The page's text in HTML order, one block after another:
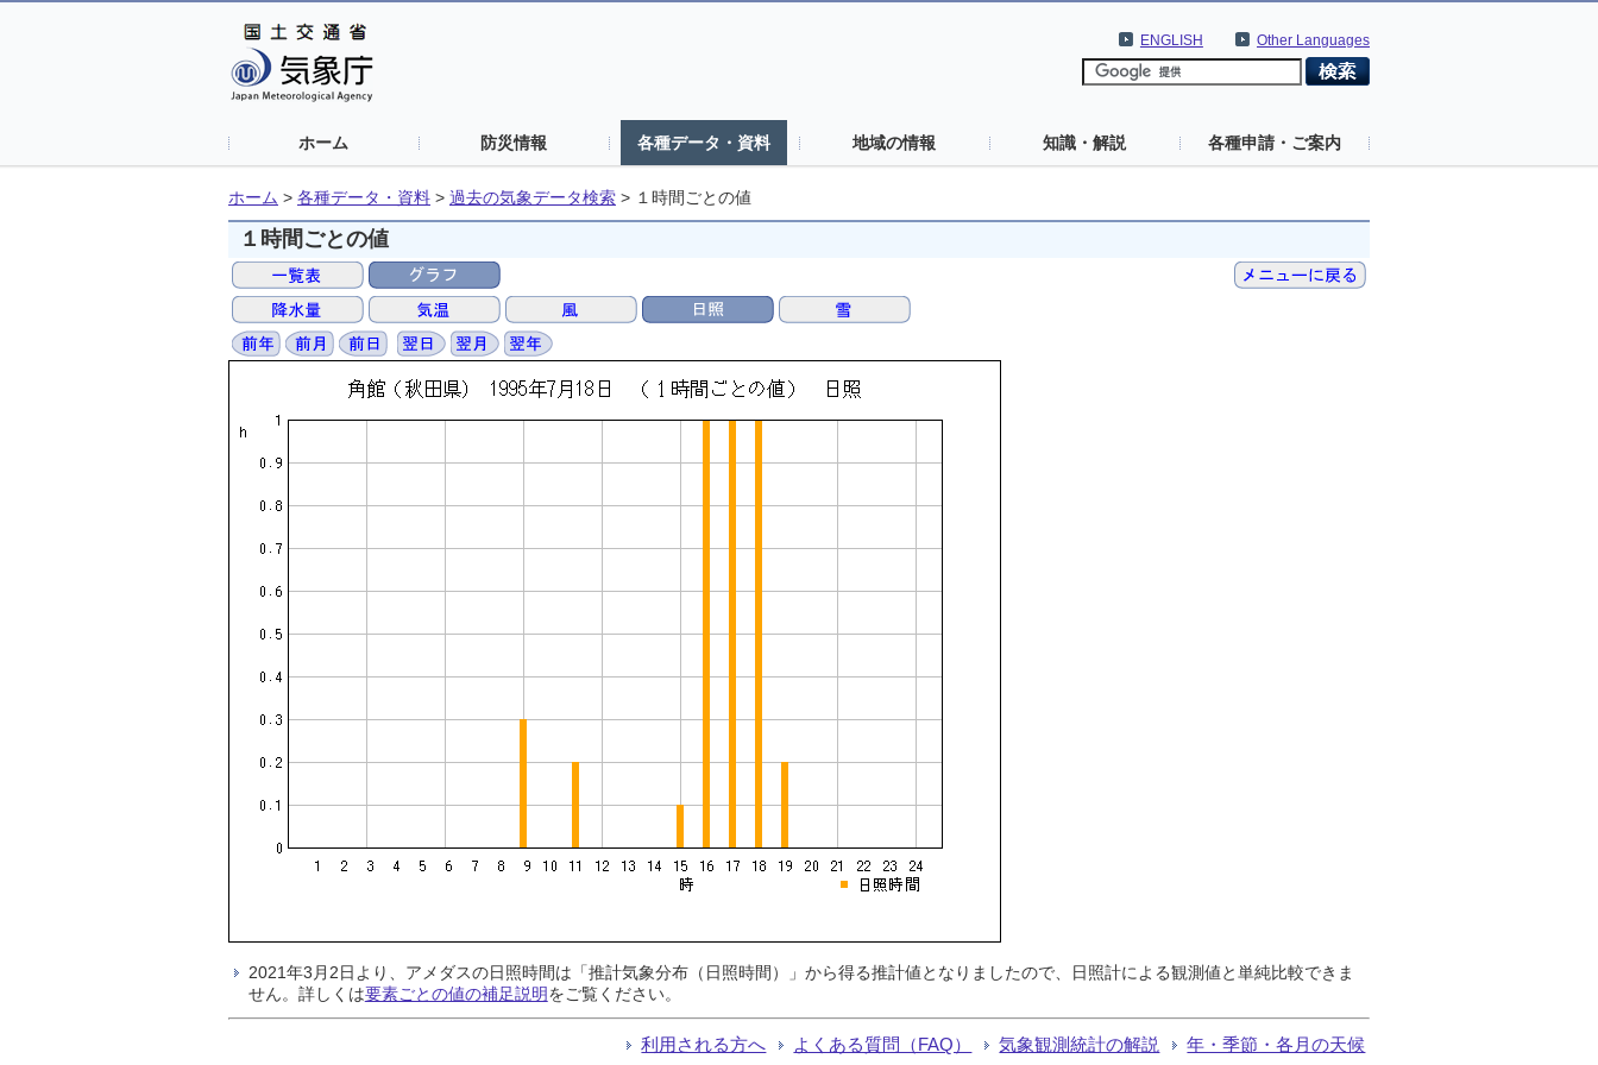
Other Languages
ENGLISH
ホーム 防災情報 各種データ・資料 地域の情報 知識・解説 各種申請・ご案内
ホーム > 各種データ・資料 > 過去の気象データ検索 > １時間ごとの値
１時間ごとの値
2021年3月2日より、アメダスの日照時間は「推計気象分布（日照時間）」から得る推計値となりましたので、日照計による観測値と単純比較できま
せん。詳しくは要素ごとの値の補足説明をご覧ください。
利用される方へ よくある質問（FAQ） 気象観測統計の解説 年・季節・各月の天候